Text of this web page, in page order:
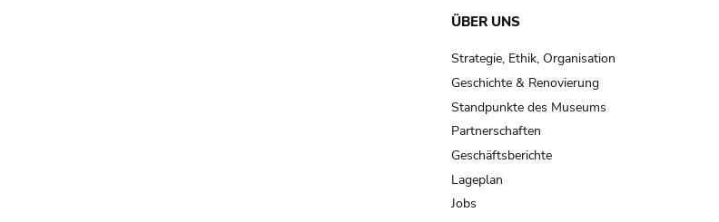
ÜBER UNS
Strategie, Ethik, Organisation
Geschichte & Renovierung
Standpunkte des Museums
Partnerschaften
Geschäftsberichte
Lageplan
Jobs